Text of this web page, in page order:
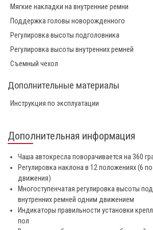
Мягкие накладки на внутренние ремни
Поддержка головы новорожденного
Регулировка высоты подголовника
Регулировка высоты внутренних ремней
Съемный чехол
Дополнительные материалы
Инструкция по эксплуатации
Дополнительная информация
Чаша автокресла поворачивается на 360
Регулировка наклона в 12 положениях (6
движения)
Многоступенчатая регулировка высоты
внутренних ремней одним движением
Индикаторы правильности установки
пол